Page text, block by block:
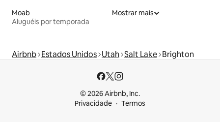
Moab
Aluguéis por temporada
Mostrar mais
Airbnb Estados Unidos Utah Salt Lake Brighton
© 2026 Airbnb, Inc.
Privacidade
Termos